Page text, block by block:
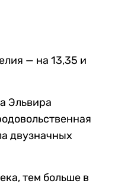
— на 13,35 и
Эльвира
двузначных
тем больше в